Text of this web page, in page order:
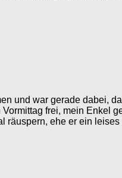
und war gerade dabei,
frei, mein Enkel
ehe er ein leises